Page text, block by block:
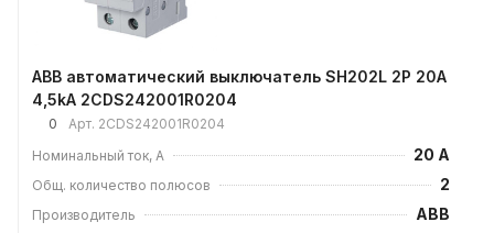
ABB автоматический выключатель SH202L 2P 20А
4,5kA 2CDS242001R0204
0 Арт. 2CDS242001R0204
Номинальный ток, А
20 А
Общ. количество полюсов 2
Производитель ABB